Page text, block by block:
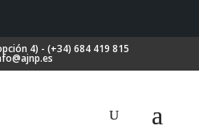
4) - (+34) 684 419 815